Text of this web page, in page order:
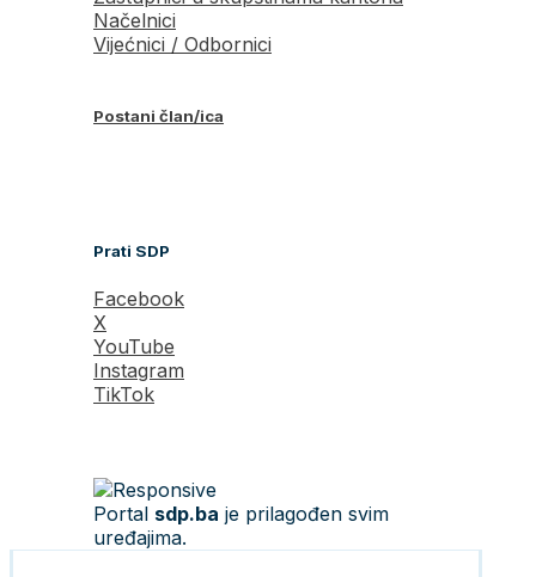
Načelnici
Vijećnici / Odbornici
Postani član/ica
Prati SDP
Facebook
X
YouTube
Instagram
TikTok
Portal sdp.ba je prilagođen svim
uređajima.